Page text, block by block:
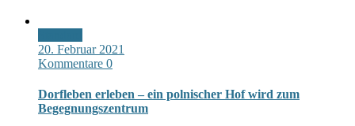
20. Februar 2021
Kommentare 0
Dorfleben erleben – ein polnischer Hof wird zum
Begegnungszentrum